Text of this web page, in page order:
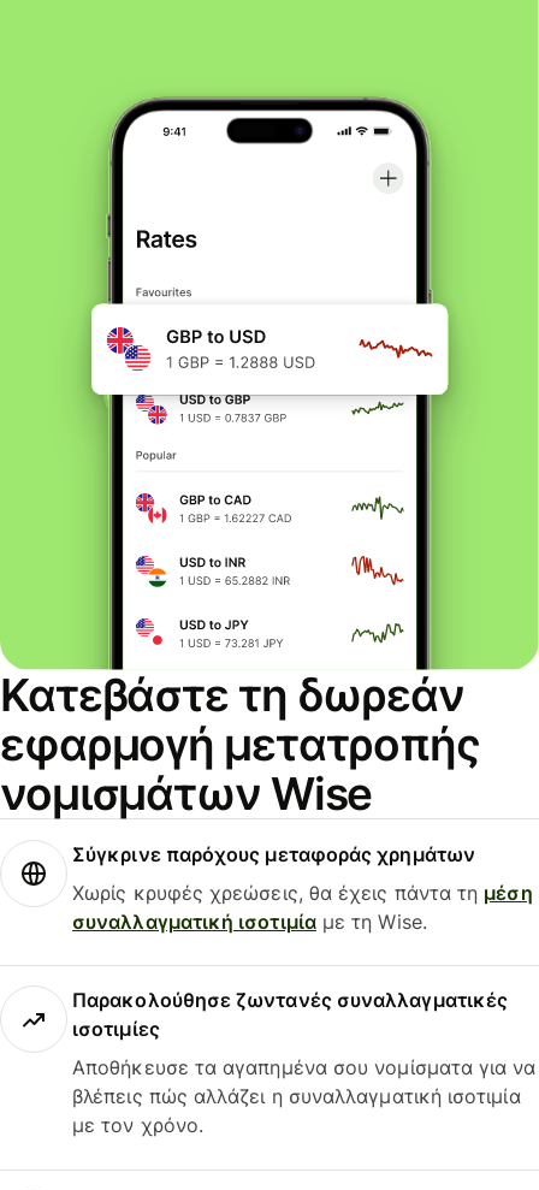
Κατεβάστε τη δωρεάν
εφαρμογή μετατροπής
νομισμάτων Wise
Σύγκρινε παρόχους μεταφοράς χρημάτων
Χωρίς κρυφές χρεώσεις, θα έχεις πάντα τη μέση
συναλλαγματική ισοτιμίαμε τη Wise.
Παρακολούθησε ζωντανές συναλλαγματικές
ισοτιμίες
Αποθήκευσε τα αγαπημένα σου νομίσματα για να
βλέπεις πώς αλλάζει η συναλλαγματική ισοτιμία
με τον χρόνο.